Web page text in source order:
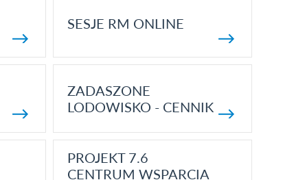
SESJE RM ONLINE
ZADASZONE
LODOWISKO - CENNIK
PROJEKT 7.6
CENTRUM WSPARCIA